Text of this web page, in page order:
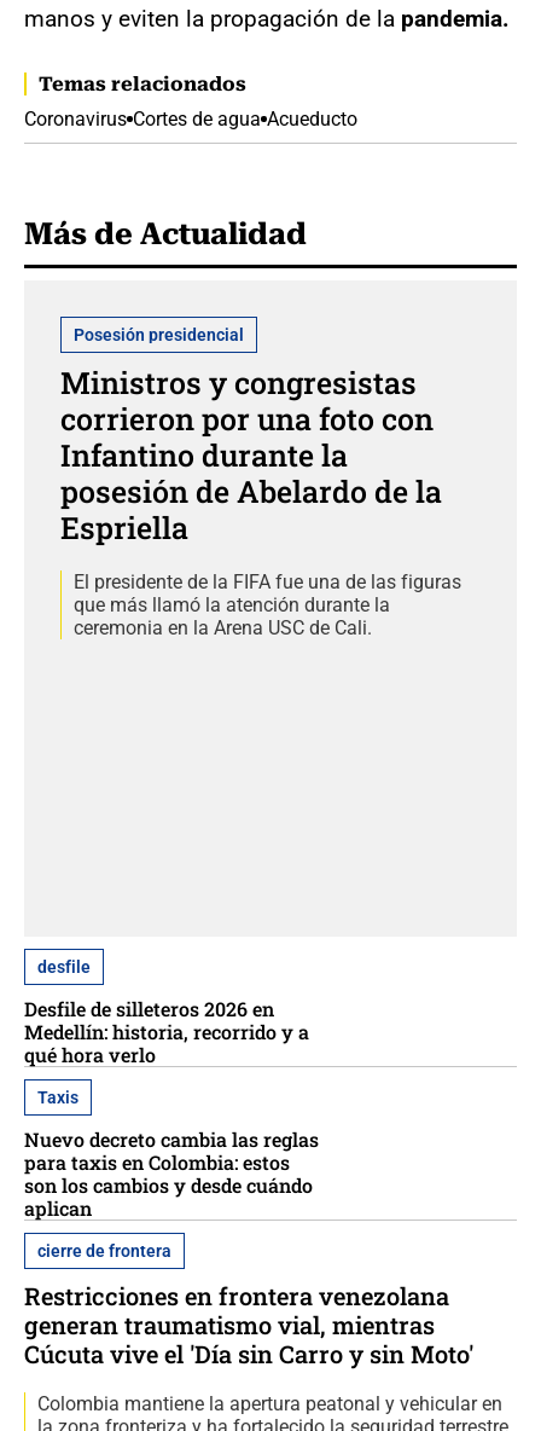
manos y eviten la propagación de la pandemia.
Temas relacionados
Coronavirus Cortes de agua Acueducto
Más de Actualidad
Posesión presidencial
Ministros y congresistas
corrieron por una foto con
Infantino durante la
posesión de Abelardo de la
Espriella
El presidente de la FIFA fue una de las figuras
que más llamó la atención durante la
ceremonia en la Arena USC de Cali.
desfile
Desfile de silleteros 2026 en
Medellín: historia, recorrido y a
qué hora verlo
Taxis
Nuevo decreto cambia las reglas
para taxis en Colombia: estos
son los cambios y desde cuándo
aplican
cierre de frontera
Restricciones en frontera venezolana
generan traumatismo vial, mientras
Cúcuta vive el 'Día sin Carro y sin Moto'
Colombia mantiene la apertura peatonal y vehicular en